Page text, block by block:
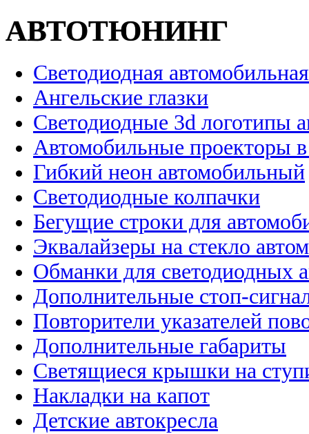
АВТОТЮНИНГ
Светодиодная
Ангельские глазки
Светодиодные 3d логотипы
Автомобильные проекторы
Гибкий неон автомобильный
Светодиодные колпачки
Бегущие строки для
Эквалайзеры на стекло
Обманки для светодиодных
Дополнительные стоп-
Повторители указателей
Дополнительные габариты
Светящиеся крышки на
Накладки на капот
Детские автокресла